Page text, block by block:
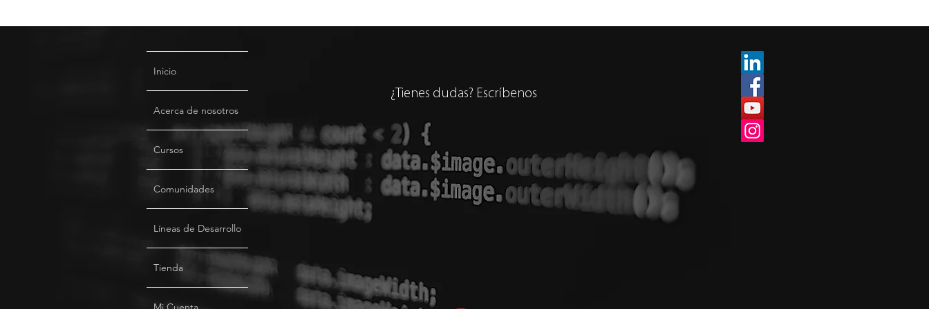
Inicio
Acerca de nosotros
Cursos
Comunidades
Líneas de Desarrollo
Tienda
¿Tienes dudas? Escríbenos